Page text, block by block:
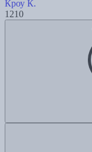
Кроу К.
1210